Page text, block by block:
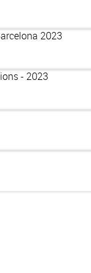
2023
- 2023